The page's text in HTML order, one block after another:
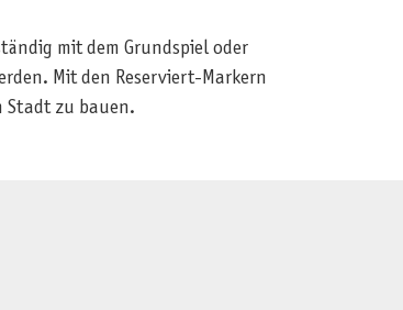
mit dem Grundspiel oder
Mit den Reserviert-Markern
Stadt zu bauen.